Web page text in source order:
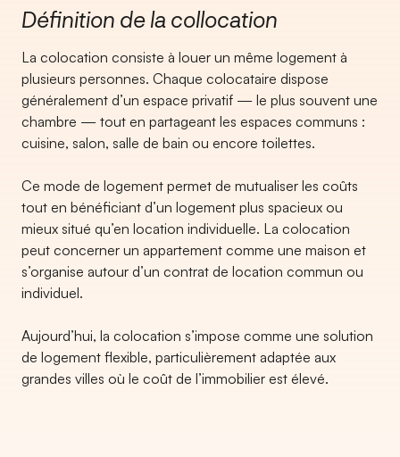
Définition de la collocation
La colocation consiste à louer un même logement à
plusieurs personnes. Chaque colocataire dispose
généralement d’un espace privatif — le plus souvent une
chambre — tout en partageant les espaces communs :
cuisine, salon, salle de bain ou encore toilettes.
Ce mode de logement permet de mutualiser les coûts
tout en bénéficiant d’un logement plus spacieux ou
mieux situé qu’en location individuelle. La colocation
peut concerner un appartement comme une maison et
s’organise autour d’un contrat de location commun ou
individuel.
Aujourd’hui, la colocation s’impose comme une solution
de logement flexible, particulièrement adaptée aux
grandes villes où le coût de l’immobilier est élevé.